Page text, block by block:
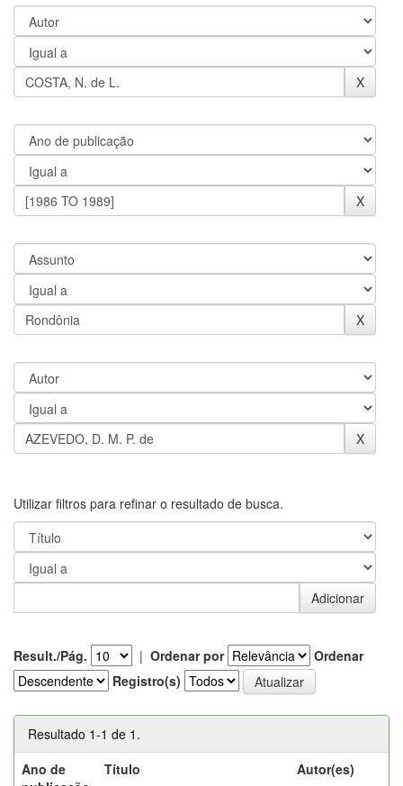
Utilizar filtros para refinar o resultado de busca.
Result./Pág. | Ordenar por
Ordenar
Registro(s)
Resultado 1-1 de 1.
Ano de
Título Autor(es)